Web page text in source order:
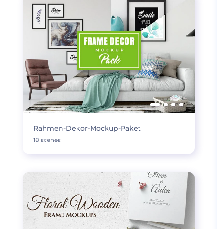
Rahmen-Dekor-Mockup-Paket
18 scenes